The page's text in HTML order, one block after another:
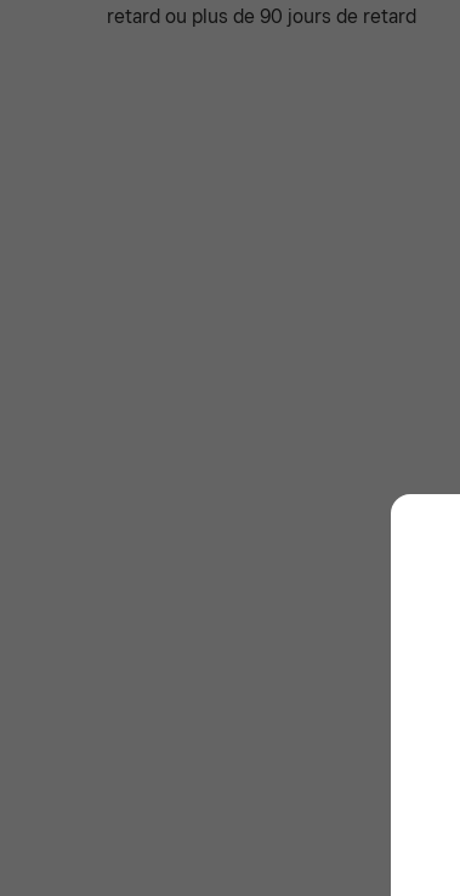
retard ou plus de 90 jours de retard